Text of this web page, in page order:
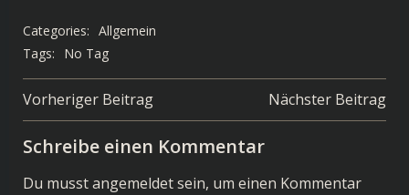
Categories: Allgemein
Tags:
No Tag
Post
navigation
Vorheriger Beitrag
Post
navigation
Nächster Beitrag
Schreibe einen Kommentar
Du musstangemeldetsein, um einen Kommentar